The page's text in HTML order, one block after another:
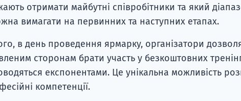
отримати майбутні співробітники та який
вимагати на первинних та наступних етапах.
в день проведення ярмарку, організатори
сторонам брати участь у безкоштовних
експонентами. Це унікальна можливість
компетенції.